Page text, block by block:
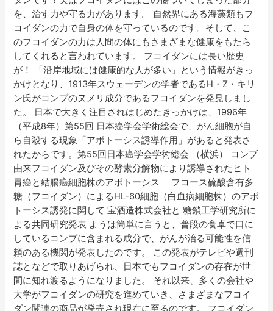
を、治す力や守る力があります。 自然界にある海藻類もフ
コイダンの力で自身の体を守っているのです。そして、こ
のフコイダンの力は人間の体にもさまざまな健康をもたら
してくれると言われています。 フコイダンには長い歴史
が！ 「沿岸地域には健康的な人が多い」という情報がきっ
かけとなり、1913年スウェーデンの学者であるH・Z・キリ
ン氏がコンブのヌメリ成分であるフコイダンを発見しまし
た。 日本で大きく注目されはじめたきっかけは、1996年
（平成8年）第55回 日本癌学会学術総会で、がん細胞が自
ら自殺する現象「アポトーシス誘導作用」があると発表さ
れたからです。第55回日本癌学会学術総会 （横浜） コンブ
由来フコイダン及びその酵素分解物により誘導されたヒト
胃癌と結腸癌細胞株のアポトーシス フコース硫酸含有多
糖（フコイダン）によるHL-60細胞（白血病細胞株）のアポ
トーシス誘発に関して 宝酒造株式会社と 糖鎖工学研究所に
よる共同研究発表 ようは簡単に言うと、普段の食卓で口に
しているコンブに含まれる成分で、がんが治る可能性を信
頼のある機関が発表したのです。 この発表がテレビや週刊
誌となどで取りあげられ、日本でもフコイダンの存在が世
間に知れ渡るようになりました。 それ以来、多くの会社や
大学がフコイダンの研究を進めていき、さまざまなフコイ
ダン関連の商品が発売され現在に至るのです。 フコイダン